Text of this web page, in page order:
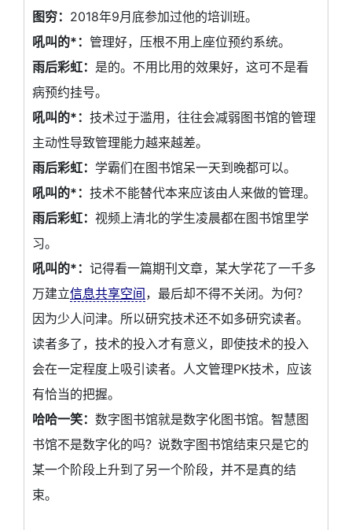
图穷： 2018年9月底参加过他的培训班。
吼叫的*： 管理好，压根不用上座位预约系统。
雨后彩虹： 是的。不用比用的效果好，这可不是看
病预约挂号。
吼叫的*： 技术过于滥用，往往会减弱图书馆的管理
主动性导致管理能力越来越差。
雨后彩虹： 学霸们在图书馆呆一天到晚都可以。
吼叫的*： 技术不能替代本来应该由人来做的管理。
雨后彩虹： 视频上清北的学生凌晨都在图书馆里学
习。
吼叫的*： 记得看一篇期刊文章，某大学花了一千多
万建立信息共享空间，最后却不得不关闭。为何？
因为少人问津。所以研究技术还不如多研究读者。
读者多了，技术的投入才有意义，即使技术的投入
会在一定程度上吸引读者。人文管理PK技术，应该
有恰当的把握。
哈哈一笑： 数字图书馆就是数字化图书馆。智慧图
书馆不是数字化的吗？说数字图书馆结束只是它的
某一个阶段上升到了另一个阶段，并不是真的结
束。